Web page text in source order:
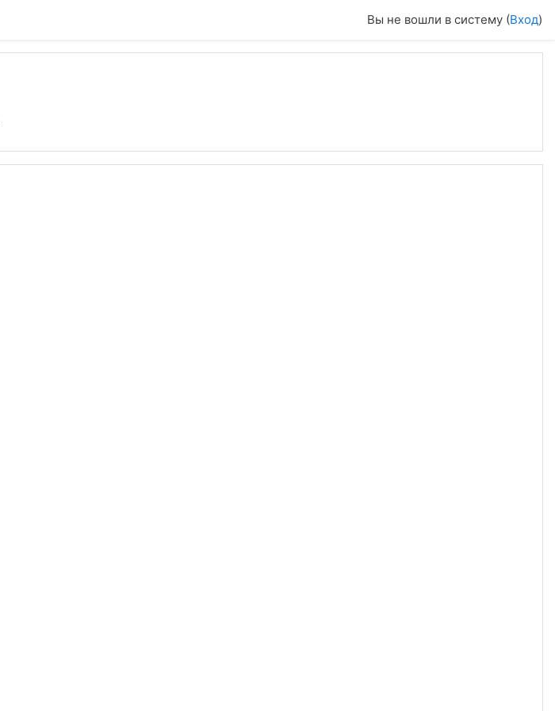
Вы не вошли в систему (Вход)